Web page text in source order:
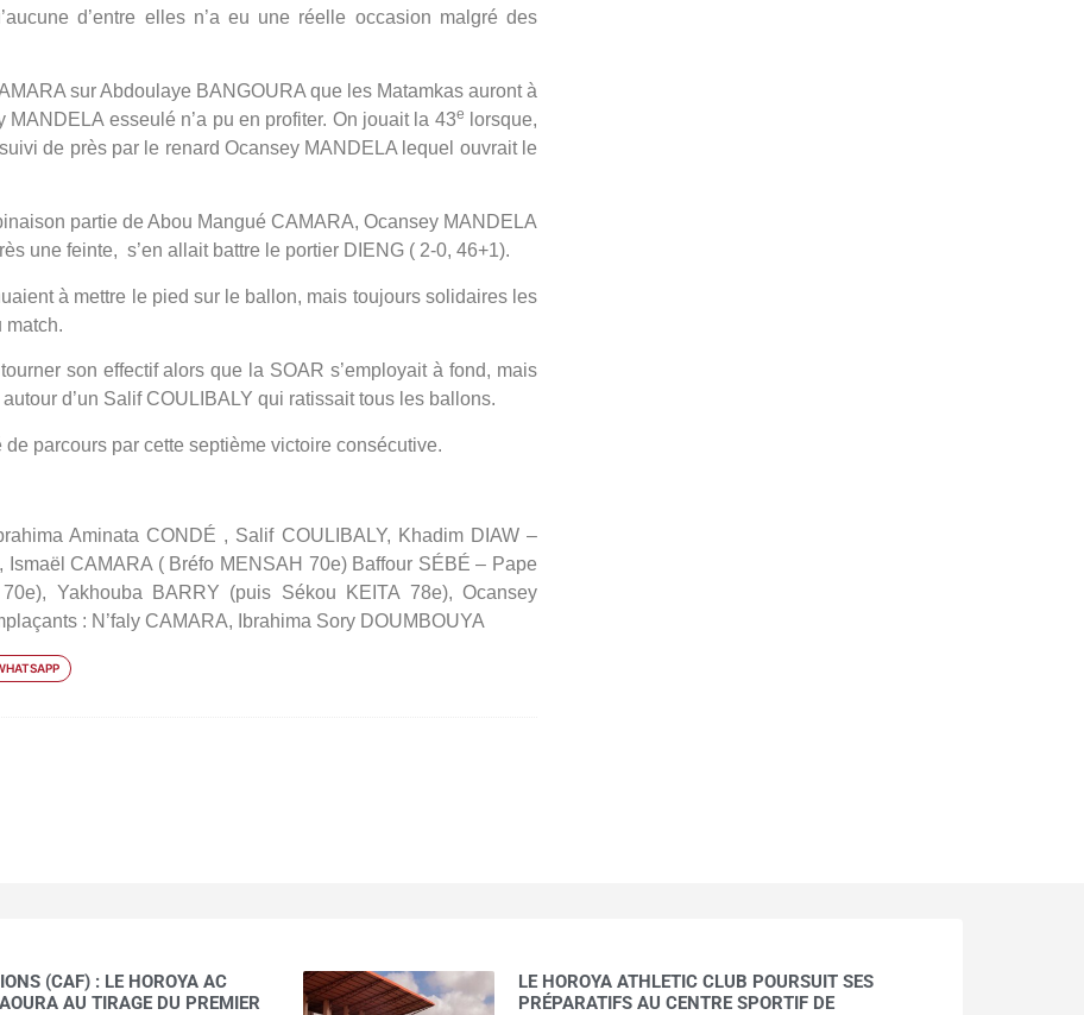
d’entre elles n’a eu une réelle occasion malgré des
sur Abdoulaye BANGOURA que les Matamkas auront à
esseulé n’a pu en profiter. On jouait la 43e
lorsque,
de près par le renard Ocansey MANDELA lequel ouvrait le
partie de Abou Mangué CAMARA, Ocansey MANDELA
une feinte, s’en allait battre le portier DIENG ( 2-0, 46+1).
à mettre le pied sur le ballon, mais toujours solidaires les
match.
son effectif alors que la SOAR s’employait à fond, mais
d’un Salif COULIBALY qui ratissait tous les ballons.
parcours par cette septième victoire consécutive.
Aminata CONDÉ , Salif COULIBALY, Khadim DIAW –
CAMARA ( Bréfo MENSAH 70e) Baffour SÉBÉ – Pape
Yakhouba BARRY (puis Sékou KEITA 78e), Ocansey
: N’faly CAMARA, Ibrahima Sory DOUMBOUYA
(CAF) : LE HOROYA AC
AU TIRAGE DU PREMIER
LE HOROYA ATHLETIC CLUB POURSUIT SES
PRÉPARATIFS AU CENTRE SPORTIF DE